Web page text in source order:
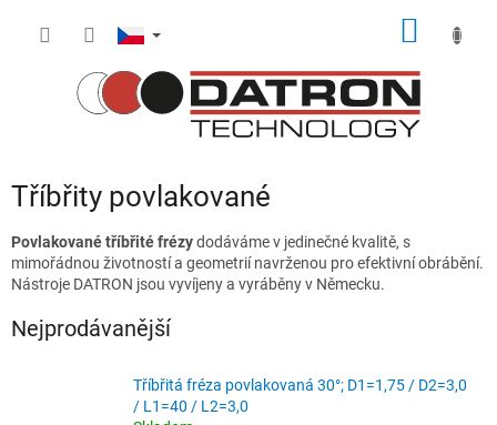
Tříbřity povlakované
Povlakované tříbřité frézydodáváme v jedinečné kvalitě, s
mimořádnou životností a geometrií navrženou pro efektivní obrábění.
Nástroje DATRON jsou vyvíjeny a vyráběny v Německu.
Nejprodávanější
Tříbřitá fréza povlakovaná 30°; D1=1,75 / D2=3,0
/ L1=40 / L2=3,0